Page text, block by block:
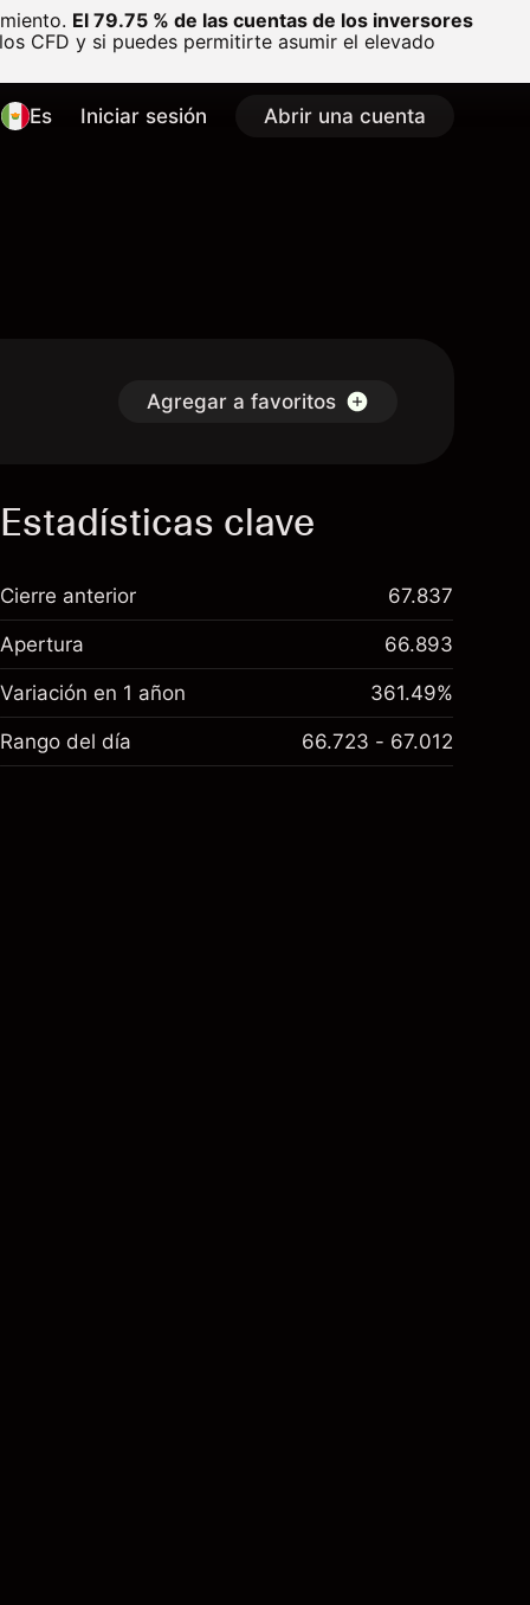
El 79.75 % de las cuentas de los inversores
CFD y si puedes permitirte asumir el elevado
Es Iniciar sesión Abrir una cuenta
Agregar a favoritos
Estadísticas clave
Cierre anterior 67.837
Apertura 66.893
Variación en 1 añon 361.49%
Rango del día 66.723 - 67.012